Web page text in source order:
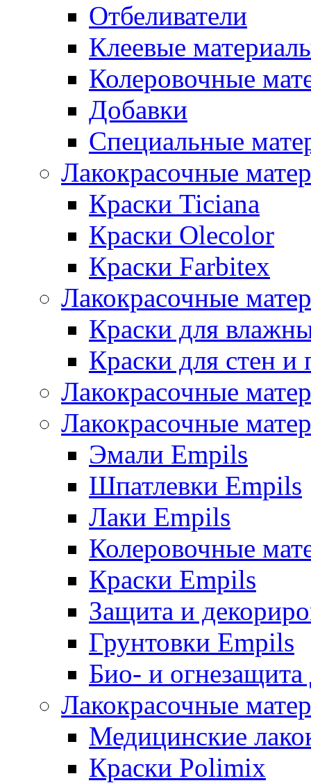
Отбеливатели
Клеевые
Колеровочные
Добавки
Специальные
Лакокрасочные
Краски Ticiana
Краски Olecolor
Краски Farbitex
Лакокрасочные
Краски для
Краски для стен и
Лакокрасочные
Лакокрасочные
Эмали Empils
Шпатлевки Empils
Лаки Empils
Колеровочные
Краски Empils
Защита и
Грунтовки Empils
Био- и
Лакокрасочные
Медицинские
Краски Polimix